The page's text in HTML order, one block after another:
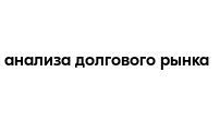
долгового рынка